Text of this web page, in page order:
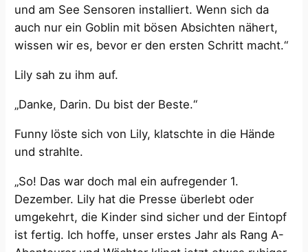
und am See Sensoren installiert. Wenn sich da
auch nur ein Goblin mit bösen Absichten nähert,
wissen wir es, bevor er den ersten Schritt macht.“
Lily sah zu ihm auf.
„Danke, Darin. Du bist der Beste.“
Funny löste sich von Lily, klatschte in die Hände
und strahlte.
„So! Das war doch mal ein aufregender 1.
Dezember. Lily hat die Presse überlebt oder
umgekehrt, die Kinder sind sicher und der Eintopf
ist fertig. Ich hoffe, unser erstes Jahr als Rang A-